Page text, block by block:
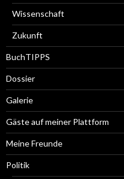
Wissenschaft
Zukunft
BuchTIPPS
Dossier
Galerie
Gäste auf meiner Plattform
Meine Freunde
Politik